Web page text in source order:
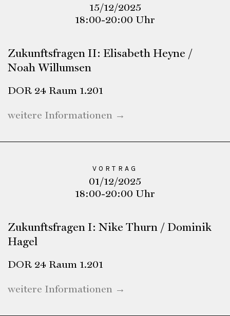
15/12/2025
18:00-20:00 Uhr
Zukunftsfragen II: Elisabeth Heyne /
Noah Willumsen
DOR 24 Raum 1.201
weitere Informationen →
VORTRAG
01/12/2025
18:00-20:00 Uhr
Zukunftsfragen I: Nike Thurn / Dominik
Hagel
DOR 24 Raum 1.201
weitere Informationen →